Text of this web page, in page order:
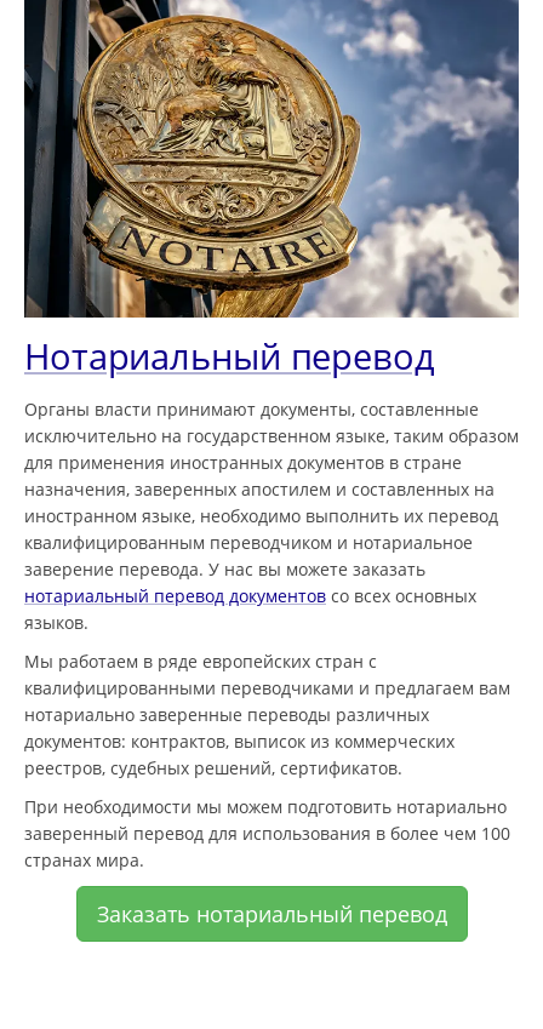
Нотариальный перевод
Органы власти принимают документы, составленные
исключительно на государственном языке, таким образом
для применения иностранных документов в стране
назначения, заверенных апостилем и составленных на
иностранном языке, необходимо выполнить их перевод
квалифицированным переводчиком и нотариальное
заверение перевода. У нас вы можете заказать
нотариальный перевод документов со всех основных
языков.
Мы работаем в ряде европейских стран с
квалифицированными переводчиками и предлагаем вам
нотариально заверенные переводы различных
документов: контрактов, выписок из коммерческих
реестров, судебных решений, сертификатов.
При необходимости мы можем подготовить нотариально
заверенный перевод для использования в более чем 100
странах мира.
Заказать нотариальный перевод